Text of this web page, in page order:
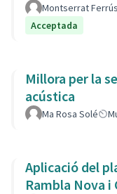
Montserrat Ferrús
Acceptada
Millora per la
acústica
Ma Rosa Solé
Aplicació del
Rambla Nova i